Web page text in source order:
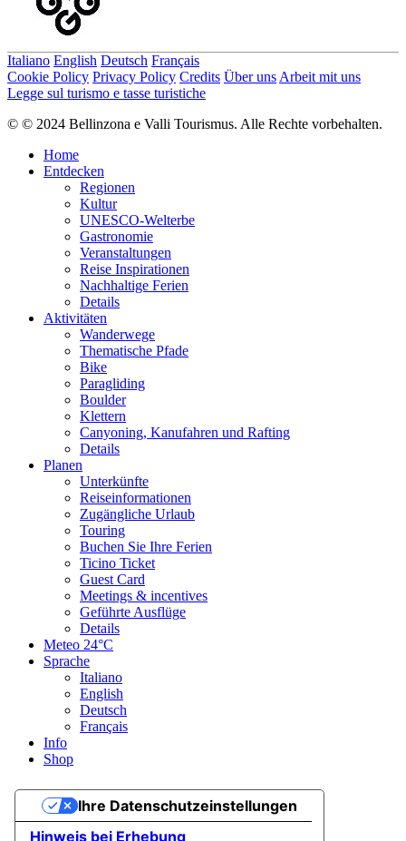
Italiano English Deutsch Français
Cookie Policy Privacy Policy Credits Über uns Arbeit mit uns
Legge sul turismo e tasse turistiche
© © 2024 Bellinzona e Valli Tourismus. Alle Rechte vorbehalten.
Home
Entdecken
Regionen
Kultur
UNESCO-Welterbe
Gastronomie
Veranstaltungen
Reise Inspirationen
Nachhaltige Ferien
Details
Aktivitäten
Wanderwege
Thematische Pfade
Bike
Paragliding
Boulder
Klettern
Canyoning, Kanufahren und Rafting
Details
Planen
Unterkünfte
Reiseinformationen
Zugängliche Urlaub
Touring
Buchen Sie Ihre Ferien
Ticino Ticket
Guest Card
Meetings & incentives
Geführte Ausflüge
Details
Meteo 24°C
Sprache
Italiano
English
Deutsch
Français
Info
Shop
Hinweis bei Erhebung
Ihre Datenschutzeinstellungen